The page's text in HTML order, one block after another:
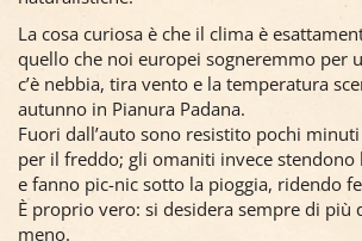
Gli omaniti, invece, sono entusiasti: da
arrivati non fanno che parlarci bene del
preferita durante la stagione delkhareef,
che porta pioggia e vegetazione.
Per loro questo è il periodo migliore
diventano verdi, le cascate si riempiono,
riversa qui in vacanza. Gli alberghi sono
intasate da auto in fila per raggiungere le
naturalistiche.